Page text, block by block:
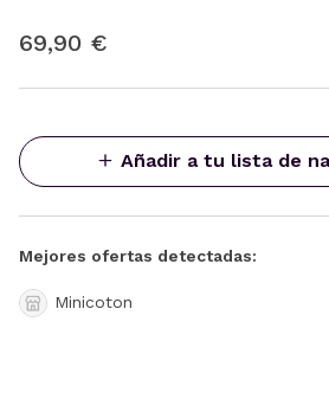
69,90 €
Añadir a tu lista de
Mejores ofertas detectadas:
Minicoton